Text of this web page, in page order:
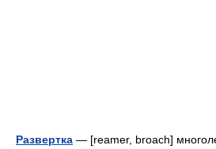
Развертка — [reamer, broach]